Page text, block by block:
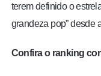
terem definido o
grandeza pop” desde
Confira o ranking